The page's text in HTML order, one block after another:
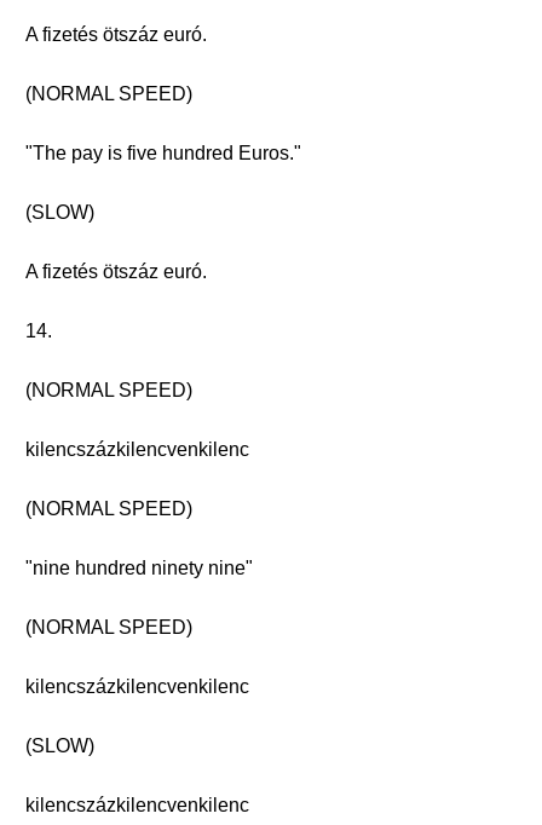
A fizetés ötszáz euró.
(NORMAL SPEED)
"The pay is five hundred Euros."
(SLOW)
A fizetés ötszáz euró.
14.
(NORMAL SPEED)
kilencszázkilencvenkilenc
(NORMAL SPEED)
"nine hundred ninety nine"
(NORMAL SPEED)
kilencszázkilencvenkilenc
(SLOW)
kilencszázkilencvenkilenc